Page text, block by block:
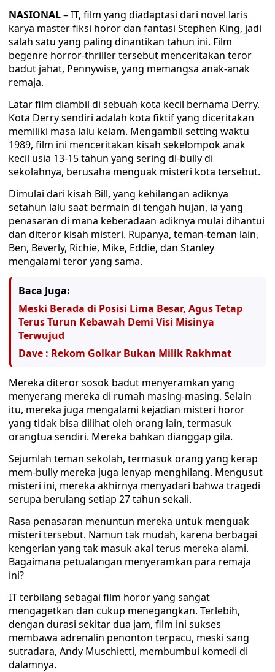
NASIONAL– IT, film yang diadaptasi dari novel laris
karya master fiksi horor dan fantasi Stephen King, jadi
salah satu yang paling dinantikan tahun ini. Film
begenre horror-thriller tersebut menceritakan teror
badut jahat, Pennywise, yang memangsa anak-anak
remaja.
Latar film diambil di sebuah kota kecil bernama Derry.
Kota Derry sendiri adalah kota fiktif yang diceritakan
memiliki masa lalu kelam. Mengambil setting waktu
1989, film ini menceritakan kisah sekelompok anak
kecil usia 13-15 tahun yang sering di-bully di
sekolahnya, berusaha menguak misteri kota tersebut.
Dimulai dari kisah Bill, yang kehilangan adiknya
setahun lalu saat bermain di tengah hujan, ia yang
penasaran di mana keberadaan adiknya mulai dihantui
dan diteror kisah misteri. Rupanya, teman-teman lain,
Ben, Beverly, Richie, Mike, Eddie, dan Stanley
mengalami teror yang sama.
Baca Juga:
Meski Berada di Posisi Lima Besar, Agus Tetap
Terus Turun Kebawah Demi Visi Misinya
Terwujud
Dave : Rekom Golkar Bukan Milik Rakhmat
Mereka diteror sosok badut menyeramkan yang
menyerang mereka di rumah masing-masing. Selain
itu, mereka juga mengalami kejadian misteri horor
yang tidak bisa dilihat oleh orang lain, termasuk
orangtua sendiri. Mereka bahkan dianggap gila.
Sejumlah teman sekolah, termasuk orang yang kerap
mem-bully mereka juga lenyap menghilang. Mengusut
misteri ini, mereka akhirnya menyadari bahwa tragedi
serupa berulang setiap 27 tahun sekali.
Rasa penasaran menuntun mereka untuk menguak
misteri tersebut. Namun tak mudah, karena berbagai
kengerian yang tak masuk akal terus mereka alami.
Bagaimana petualangan menyeramkan para remaja
ini?
IT terbilang sebagai film horor yang sangat
mengagetkan dan cukup menegangkan. Terlebih,
dengan durasi sekitar dua jam, film ini sukses
membawa adrenalin penonton terpacu, meski sang
sutradara, Andy Muschietti, membumbui komedi di
dalamnya.